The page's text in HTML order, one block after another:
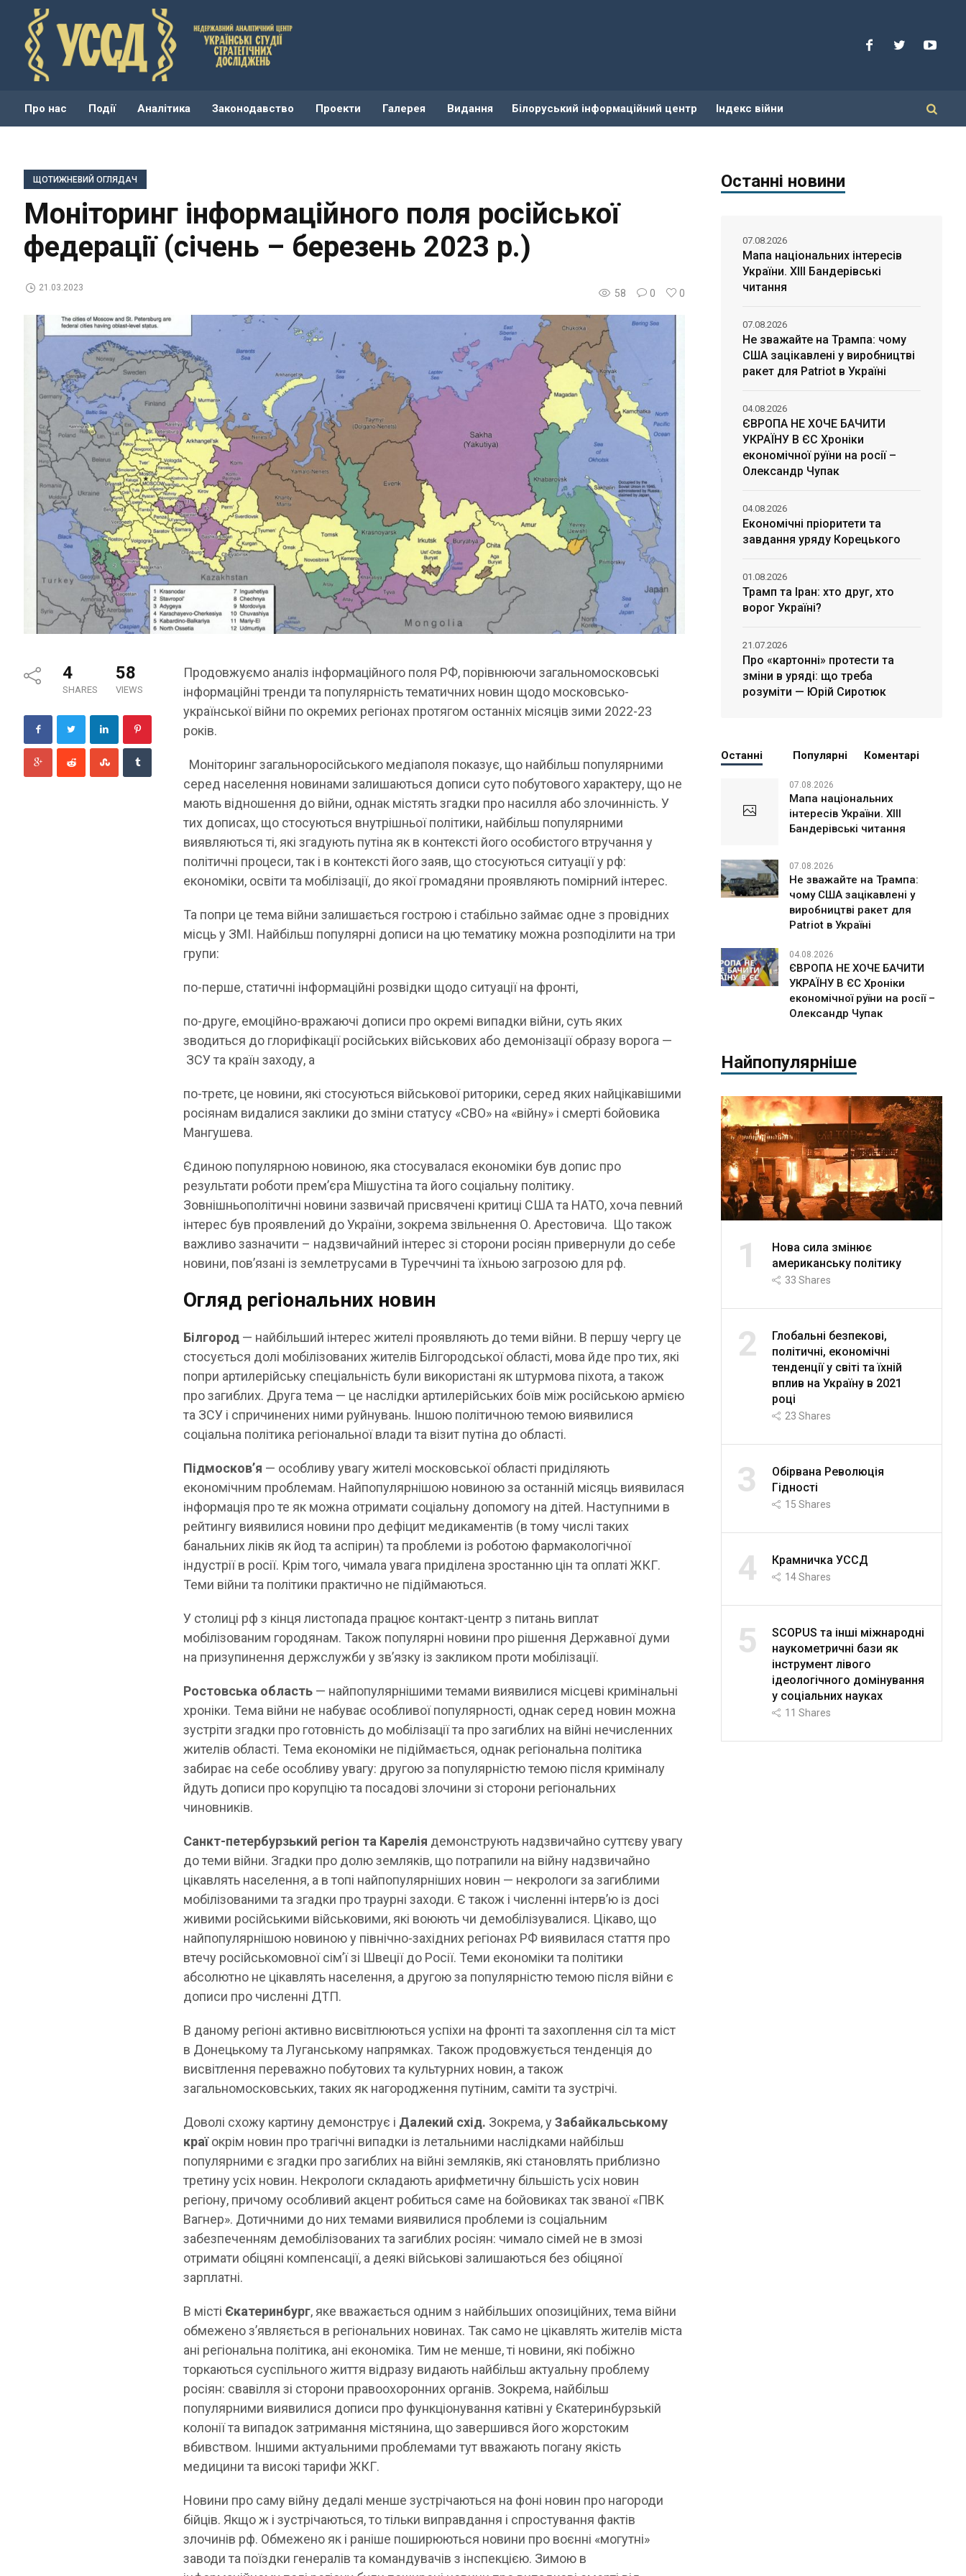
Про нас Події Аналітика Законодавство Проекти Галерея Видання Білоруський інформаційний центр Індекс війни
ЩОТИЖНЕВИЙ ОГЛЯДАЧ
Моніторинг інформаційного поля російської
федерації (січень – березень 2023 р.)
58 0 0
21.03.2023
4
SHARES
58
VIEWS
Продовжуємо аналіз інформаційного поля РФ, порівнюючи загальномосковські
інформаційні тренди та популярність тематичних новин щодо московсько-
української війни по окремих регіонах протягом останніх місяців зими 2022-23
років.
Моніторинг загальноросійського медіаполя показує, що найбільш популярними
серед населення новинами залишаються дописи суто побутового характеру, що не
мають відношення до війни, однак містять згадки про насилля або злочинність. У
тих дописах, що стосуються внутрішньої політики, найбільш популярними
виявляються ті, які згадують путіна як в контексті його особистого втручання у
політичні процеси, так і в контексті його заяв, що стосуються ситуації у рф:
економіки, освіти та мобілізації, до якої громадяни проявляють помірний інтерес.
Та попри це тема війни залишається гострою і стабільно займає одне з провідних
місць у ЗМІ. Найбільш популярні дописи на цю тематику можна розподілити на три
групи:
по-перше, статичні інформаційні розвідки щодо ситуації на фронті,
по-друге, емоційно-вражаючі дописи про окремі випадки війни, суть яких
зводиться до глорифікації російських військових або демонізації образу ворога —
ЗСУ та країн заходу, а
по-третє, це новини, які стосуються військової риторики, серед яких найцікавішими
росіянам видалися заклики до зміни статусу «СВО» на «війну» і смерті бойовика
Мангушева.
Єдиною популярною новиною, яка стосувалася економіки був допис про
результати роботи прем’єра Мішустіна та його соціальну політику.
Зовнішньополітичні новини зазвичай присвячені критиці США та НАТО, хоча певний
інтерес був проявлений до України, зокрема звільнення О. Арестовича. Що також
важливо зазначити – надзвичайний інтерес зі сторони росіян привернули до себе
новини, пов’язані із землетрусами в Туреччині та їхньою загрозою для рф.
Огляд регіональних новин
Білгород — найбільший інтерес жителі проявляють до теми війни. В першу чергу це
стосується долі мобілізованих жителів Білгородської області, мова йде про тих, які
попри артилерійську спеціальність були використані як штурмова піхота, а також
про загиблих. Друга тема — це наслідки артилерійських боїв між російською армією
та ЗСУ і спричинених ними руйнувань. Іншою політичною темою виявилися
соціальна політика регіональної влади та візит путіна до області.
Підмосков’я — особливу увагу жителі московської області приділяють
економічним проблемам. Найпопулярнішою новиною за останній місяць виявилася
інформація про те як можна отримати соціальну допомогу на дітей. Наступними в
рейтингу виявилися новини про дефіцит медикаментів (в тому числі таких
банальних ліків як йод та аспірин) та проблеми із роботою фармакологічної
індустрії в росії. Крім того, чимала увага приділена зростанню цін та оплаті ЖКГ.
Теми війни та політики практично не підіймаються.
У столиці рф з кінця листопада працює контакт-центр з питань виплат
мобілізованим городянам. Також популярні новини про рішення Державної думи
на призупинення держслужби у зв’язку із закликом проти мобілізації.
Ростовська область — найпопулярнішими темами виявилися місцеві кримінальні
хроніки. Тема війни не набуває особливої популярності, однак серед новин можна
зустріти згадки про готовність до мобілізації та про загиблих на війні нечисленних
жителів області. Тема економіки не підіймається, однак регіональна політика
забирає на себе особливу увагу: другою за популярністю темою після криміналу
йдуть дописи про корупцію та посадові злочини зі сторони регіональних
чиновників.
Санкт-петербурзький регіон та Карелія демонструють надзвичайно суттєву увагу
до теми війни. Згадки про долю земляків, що потрапили на війну надзвичайно
цікавлять населення, а в топі найпопулярніших новин — некрологи за загиблими
мобілізованими та згадки про траурні заходи. Є також і численні інтерв’ю із досі
живими російськими військовими, які воюють чи демобілізувалися. Цікаво, що
найпопулярнішою новиною у північно-західних регіонах РФ виявилася стаття про
втечу російськомовної сім’ї зі Швеції до Росії. Теми економіки та політики
абсолютно не цікавлять населення, а другою за популярністю темою після війни є
дописи про численні ДТП.
В даному регіоні активно висвітлюються успіхи на фронті та захоплення сіл та міст
в Донецькому та Луганському напрямках. Також продовжується тенденція до
висвітлення переважно побутових та культурних новин, а також
загальномосковських, таких як нагородження путіним, саміти та зустрічі.
Доволі схожу картину демонструє і Далекий схід. Зокрема, уЗабайкальському
країокрім новин про трагічні випадки із летальними наслідками найбільш
популярними є згадки про загиблих на війні земляків, які становлять приблизно
третину усіх новин. Некрологи складають арифметичну більшість усіх новин
регіону, причому особливий акцент робиться саме на бойовиках так званої «ПВК
Вагнер». Дотичними до них темами виявилися проблеми із соціальним
забезпеченням демобілізованих та загиблих росіян: чимало сімей не в змозі
отримати обіцяні компенсації, а деякі військові залишаються без обіцяної
зарплатні.
В місті Єкатеринбург, яке вважається одним з найбільших опозиційних, тема війни
обмежено з’являється в регіональних новинах. Так само не цікавлять жителів міста
ані регіональна політика, ані економіка. Тим не менше, ті новини, які побіжно
торкаються суспільного життя відразу видають найбільш актуальну проблему
росіян: свавілля зі сторони правоохоронних органів. Зокрема, найбільш
популярними виявилися дописи про функціонування катівні у Єкатеринбурзькій
колонії та випадок затримання містянина, що завершився його жорстоким
вбивством. Іншими актуальними проблемами тут вважають погану якість
медицини та високі тарифи ЖКГ.
Новини про саму війну дедалі менше зустрічаються на фоні новин про нагороди
бійців. Якщо ж і зустрічаються, то тільки виправдання і спростування фактів
злочинів рф. Обмежено як і раніше поширюються новини про воєнні «могутні»
заводи та поїздки генералів та командувачів з інспекцією. Зимою в
Останні новини
Мапа національних інтересів
України. ХІІІ Бандерівські
читання
07.08.2026
Не зважайте на Трампа: чому
США зацікавлені у виробництві
ракет для Patriot в Україні
07.08.2026
ЄВРОПА НЕ ХОЧЕ БАЧИТИ
УКРАЇНУ В ЄС Хроніки
економічної руїни на росії –
Олександр Чупак
04.08.2026
Економічні пріоритети та
завдання уряду Корецького
04.08.2026
Трамп та Іран: хто друг, хто
ворог Україні?
01.08.2026
Про «картонні» протести та
зміни в уряді: що треба
розуміти — Юрій Сиротюк
21.07.2026
Останні Популярні Коментарі
07.08.2026
Мапа національних
інтересів України. ХІІІ
Бандерівські читання
07.08.2026
Не зважайте на Трампа:
чому США зацікавлені у
виробництві ракет для
Patriot в Україні
04.08.2026
ЄВРОПА НЕ ХОЧЕ БАЧИТИ
УКРАЇНУ В ЄС Хроніки
економічної руїни на росії –
Олександр Чупак
Найпопулярніше
1
Нова сила змінює
американську політику
33 Shares
2
Глобальні безпекові,
політичні, економічні
тенденції у світі та їхній
вплив на Україну в 2021
році
23 Shares
3
Обірвана Революція
Гідності
15 Shares
4 Крамничка УССД
14Shares
5
SCOPUS та інші міжнародні
наукометричні бази як
інструмент лівого
ідеологічного домінування
у соціальних науках
11 Shares